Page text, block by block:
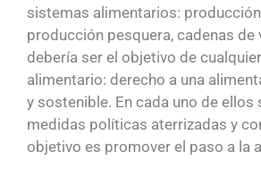
sistemas alimentarios:
producción pesquera, cadenas de
debería ser el objetivo de
alimentario: derecho a una
y sostenible. En cada uno de ellos
medidas políticas aterrizadas y
objetivo es promover el paso a la